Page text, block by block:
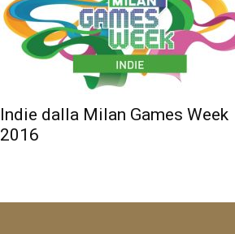
Indie dalla Milan Games Week
2016